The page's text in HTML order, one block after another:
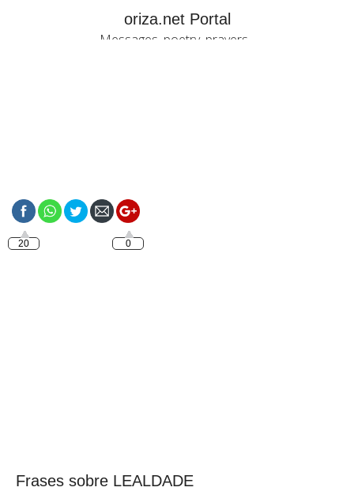
oriza.net Portal
Messages, poetry, prayers...
Frases sobre LEALDADE
20 0